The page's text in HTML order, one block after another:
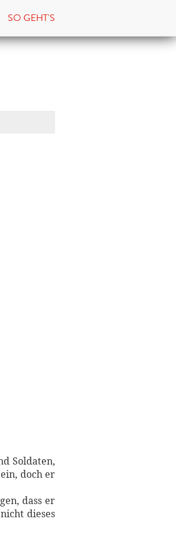
SO GEHT'S
Soldaten,
doch er
dass er
dieses